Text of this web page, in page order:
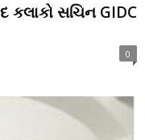
કલાકો સચિન GIDC
0